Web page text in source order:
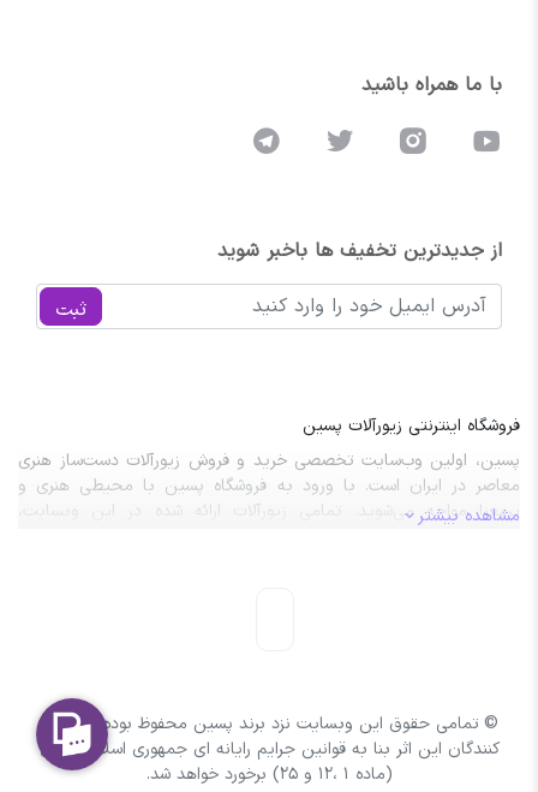
با ما همراه باشید
از جدیدترین تخفیف ها باخبر شوید
ثبت
فروشگاه اینترنتی زیورآلات پسین
پسین، اولین وب‌سایت تخصصی خرید و فروش زیورآلات دست‌ساز هنری
معاصر در ایران است. با ورود به فروشگاه پسین با محیطی هنری و
پرمعنا مواجه می‌شوید. تمامی زیورآلات ارائه شده در این وبسایت،
مشاهده بیشتر
© تمامی حقوق این وبسایت نزد برند پسین محفوظ بوده و با کپی
کنندگان این اثر بنا به قوانین جرایم رایانه ای جمهوری اسلامی ایران
(ماده 1 ،12 و 25) برخورد خواهد شد.